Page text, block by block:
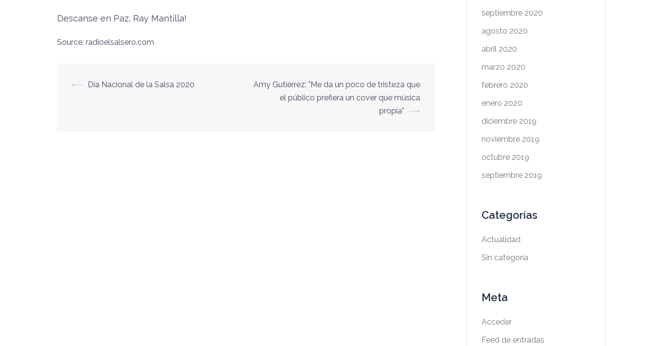
Descanse en Paz, Ray Mantilla!
Source: radioelsalsero.com
Navegación
⟵ Día Nacional de la Salsa 2020
Amy Gutiérrez: "Me da un poco de tristeza que
el público prefiera un cover que música
propia"
⟶
septiembre 2020
agosto 2020
abril 2020
marzo 2020
febrero 2020
enero 2020
diciembre 2019
noviembre 2019
octubre 2019
septiembre 2019
Categorías
Actualidad
Sin categoría
Meta
Acceder
Feed de entradas